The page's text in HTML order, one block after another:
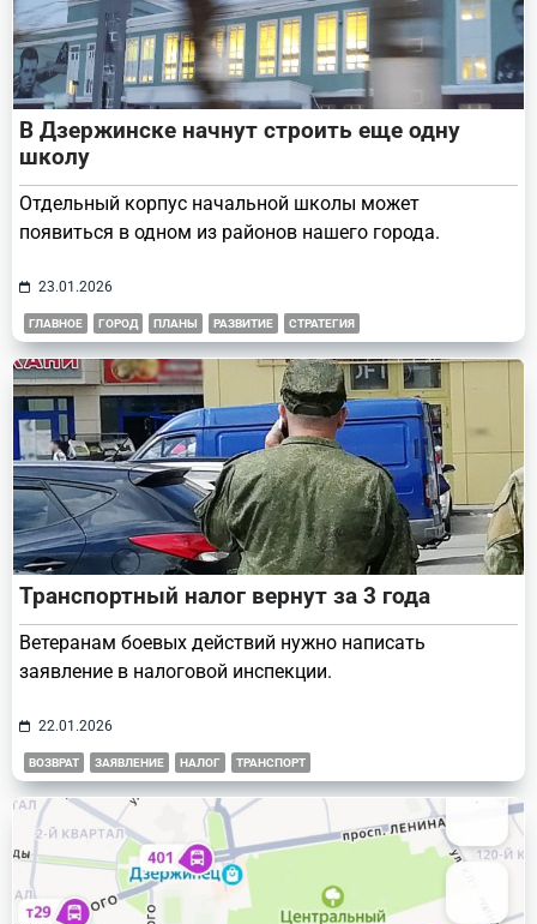
В Дзержинске начнут строить еще одну
школу
Отдельный корпус начальной школы может
появиться в одном из районов нашего города.
23.01.2026
ГЛАВНОЕ ГОРОД ПЛАНЫ РАЗВИТИЕ СТРАТЕГИЯ
Транспортный налог вернут за 3 года
Ветеранам боевых действий нужно написать
заявление в налоговой инспекции.
22.01.2026
ВОЗВРАТ ЗАЯВЛЕНИЕ НАЛОГ ТРАНСПОРТ